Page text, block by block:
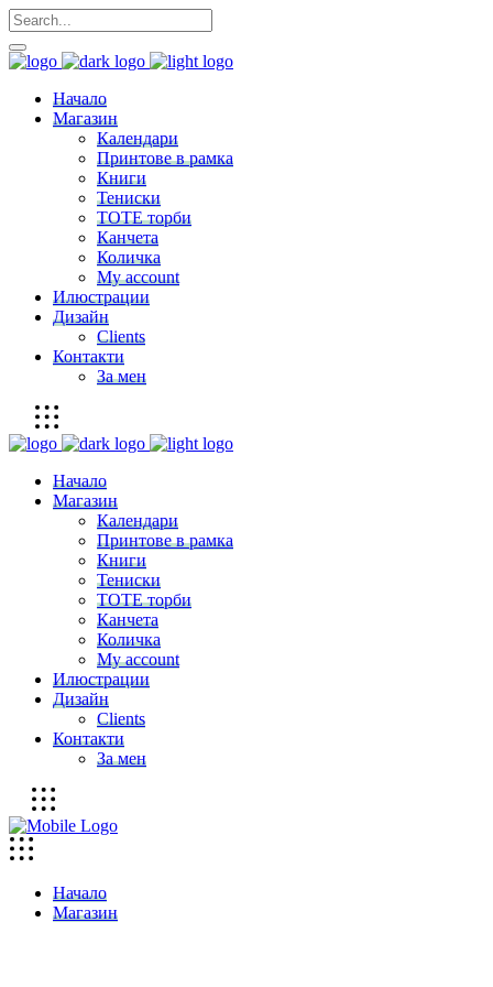
Начало
Магазин
Календари
Принтове в рамка
Книги
Тениски
ТОТЕ торби
Канчета
Количка
My account
Илюстрации
Дизайн
Clients
Контакти
За мен
Начало
Магазин
Календари
Принтове в рамка
Книги
Тениски
ТОТЕ торби
Канчета
Количка
My account
Илюстрации
Дизайн
Clients
Контакти
За мен
Начало
Магазин